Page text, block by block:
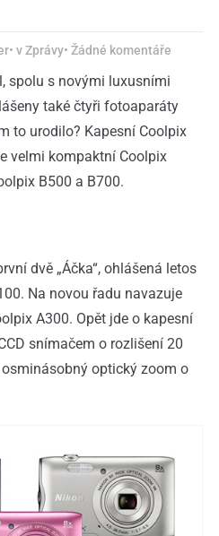
• vZprávy• Žádné komentáře
spolu s novými luxusními
také čtyři fotoaparáty
to urodilo? Kapesní Coolpix
velmi kompaktní Coolpix
B500 a B700.
dvě „Áčka“, ohlášená letos
Na novou řadu navazuje
A300. Opět jde o kapesní
snímačem o rozlišení 20
optický zoom o